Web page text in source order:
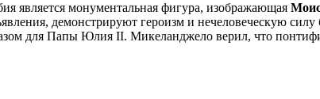
является монументальная фигура, изображающая
демонстрируют героизм и нечеловеческую
для Папы Юлия II. Микеланджело верил, что